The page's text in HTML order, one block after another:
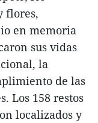
flores,
en memoria
sus vidas
la
de las
Los 158 restos
localizados y